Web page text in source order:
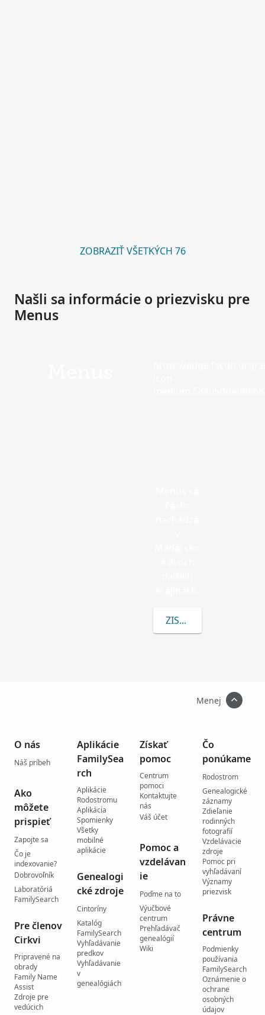
ZOBRAZIŤ VŠETKÝCH 76
Našli sa informácie o priezvisku pre
Menus
ZISTITE VIAC O
Menej
O nás
Náš príbeh
Ako
môžete
prispieť
Zapojte sa
Čo je
indexovanie?
Dobrovoľník
Laboratóriá
FamilySearch
Pre členov
Cirkvi
Pripravené na
obrady
Family Name
Assist
Zdroje pre
vedúcich
Aplikácie
FamilySea
rch
Aplikácie
Rodostromu
Aplikácia
Spomienky
Všetky
mobilné
aplikácie
Genealogi
cké zdroje
Cintoríny
Katalóg
FamilySearch
Vyhľadávanie
predkov
Vyhľadávanie
v
genealógiách
Získať
pomoc
Centrum
pomoci
Kontaktujte
nás
Váš účet
Pomoc a
vzdelávan
ie
Poďme na to
Výučbové
centrum
Prehľadávač
genealógií
Wiki
Čo
ponúkame
Rodostrom
Genealogické
záznamy
Zdieľanie
rodinných
fotografií
Vzdelávacie
zdroje
Pomoc pri
vyhľadávaní
Významy
priezvisk
Právne
centrum
Podmienky
používania
FamilySearch
Oznámenie o
ochrane
osobných
údajov